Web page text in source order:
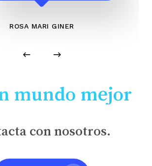
ROSA MARI GINER
mundo mejor
con nosotros.